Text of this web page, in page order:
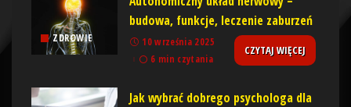
ZDROWIE
budowa, funkcje, leczenie zaburzeń
10 września 2025
6 min czytania
CZYTAJ WIĘCEJ
Jak wybrać dobrego psychologa dla